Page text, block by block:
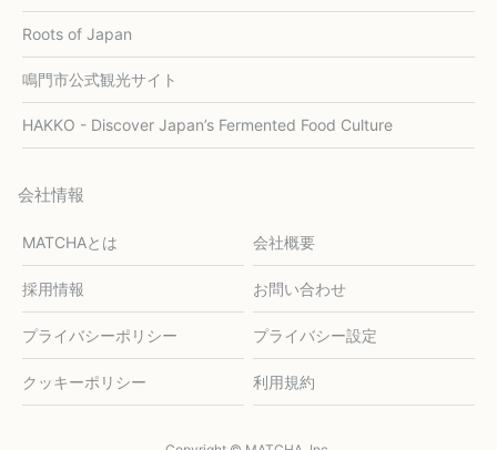
Roots of Japan
鳴門市公式観光サイト
HAKKO - Discover Japan’s Fermented Food Culture
会社情報
MATCHAとは 会社概要
採用情報 お問い合わせ
プライバシーポリシー プライバシー設定
クッキーポリシー 利用規約